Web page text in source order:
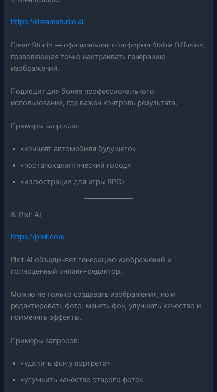
https://dreamstudio.ai
DreamStudio — официальная платформа Stable Diffusion,
позволяющая точно настраивать генерацию
изображений.
Подходит для более профессионального
использования, где важен контроль результата.
Примеры запросов:
«концепт автомобиля будущего»
«постапокалиптический город»
«иллюстрация для игры RPG»
8. Pixlr AI
https://pixlr.com
Pixlr AI объединяет генерацию изображений и
полноценный онлайн-редактор.
Можно не только создавать изображения, но и
редактировать фото: менять фон, улучшать качество и
применять эффекты.
Примеры запросов:
«удалить фон у портрета»
«улучшить качество старого фото»